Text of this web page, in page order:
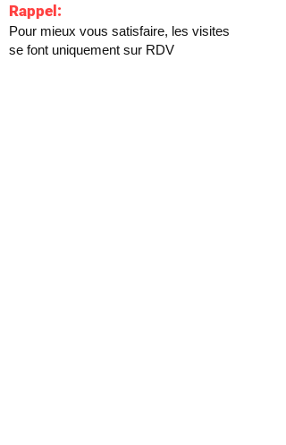
Rappel:
Pour mieux vous satisfaire, les visites
se font uniquement sur RDV